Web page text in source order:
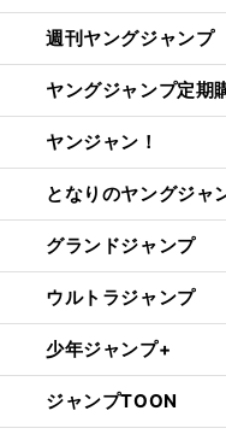
週刊ヤングジャンプ
ヤングジャンプ定期
ヤンジャン！
となりのヤングジャ
グランドジャンプ
ウルトラジャンプ
少年ジャンプ+
ジャンプTOON